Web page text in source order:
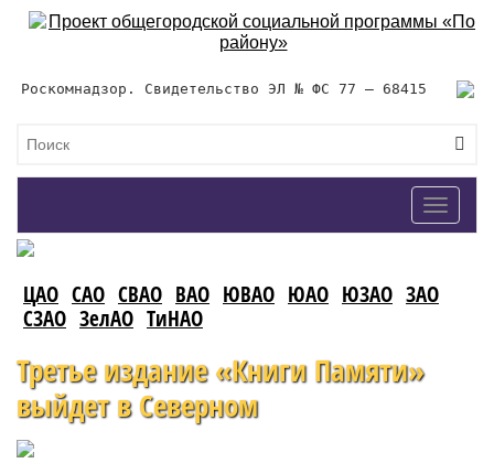
Роскомнадзор. Свидетельство ЭЛ № ФС 77 – 68415
Toggle
ЦАО САО СВАО ВАО ЮВАО ЮАО ЮЗАО ЗАО
СЗАО ЗелАО ТиНАО
Третье издание «Книги Памяти»
выйдет в Северном